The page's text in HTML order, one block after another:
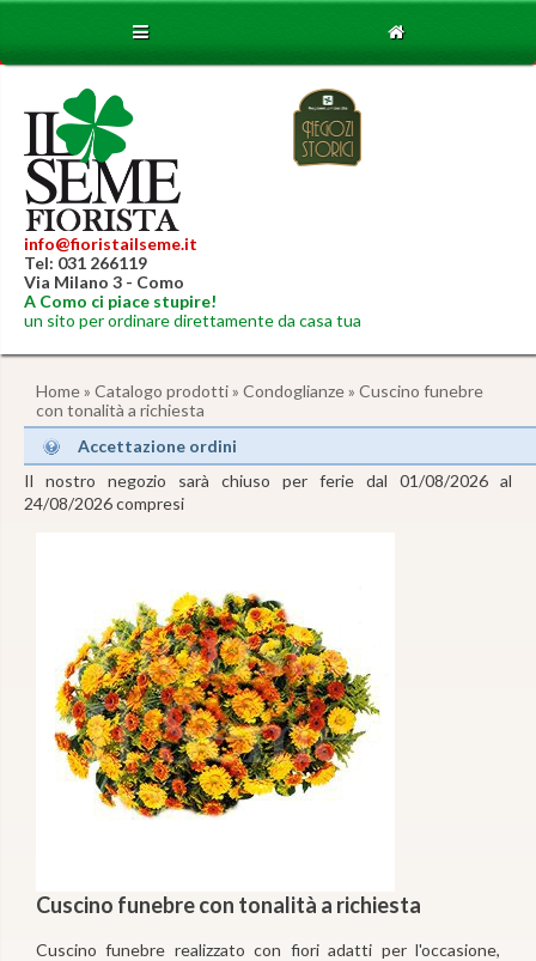
info@fioristailseme.it
Tel: 031 266119
Via Milano 3 - Como
A Como ci piace stupire!
un sito per ordinare direttamente da casa tua
Home» Catalogo prodotti» Condoglianze» Cuscino funebre
con tonalità a richiesta
Accettazione ordini
Il nostro negozio sarà chiuso per ferie dal 01/08/2026 al
24/08/2026 compresi
Cuscino funebre con tonalità a richiesta
Cuscino funebre realizzato con fiori adatti per l'occasione,